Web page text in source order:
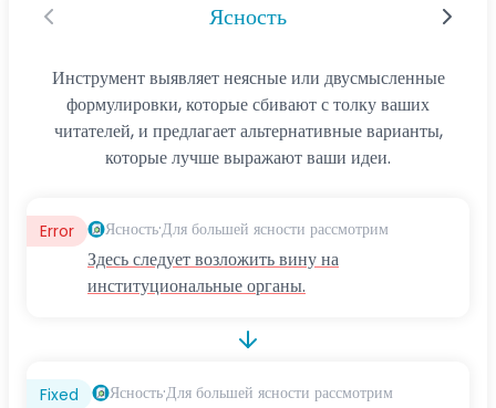
Ясность
Инструмент выявляет неясные или двусмысленные
формулировки, которые сбивают с толку ваших
читателей, и предлагает альтернативные варианты,
которые лучше выражают ваши идеи.
Error Ясность·Для большей ясности рассмотрим
Здесь следует возложить вину на
институциональные органы.
Fixed Ясность·Для большей ясности рассмотрим